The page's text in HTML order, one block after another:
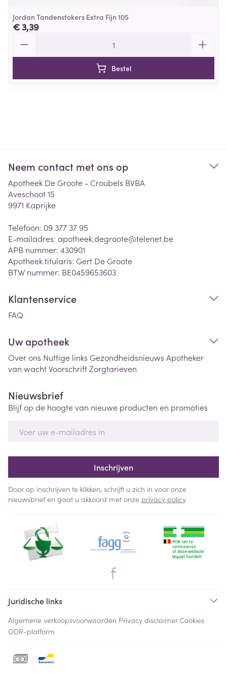
Jordan Tandenstokers Extra Fijn 105
€ 3,39
Bestel
Neem contact met ons op
Apotheek De Groote - Croubels BVBA
Aveschoot 15
9971 Kaprijke
Telefoon: 09 377 37 95
E-mailadres: apotheek.degroote@telenet.be
APB nummer: 430901
Apotheek titularis: Gert De Groote
BTW nummer: BE0459653603
Klantenservice
FAQ
Uw apotheek
Over ons Nuttige links Gezondheidsnieuws Apotheker
van wachtVoorschriftZorgtarieven
Nieuwsbrief
Blijf op de hoogte van nieuwe producten en promoties
Inschrijven
Door op inschrijven te klikken, schrijft u zich in voor onze
nieuwsbrief en gaat u akkoord met onze privacy policy.
Juridische links
Algemene verkoopsvoorwaarden Privacy disclaimer Cookies
ODR-platform